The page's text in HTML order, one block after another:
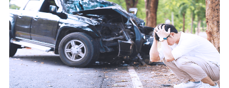
個人情報保護管理者の職名、連絡先
株式会社ドコモ・インシュアランス 営業部長
〒103-0013 東京都中央区日本橋人形町2-14-10 アーバン
ネット日本橋ビル 3F
株式会社ドコモ・インシュアランス
個人情報の第三者提供について